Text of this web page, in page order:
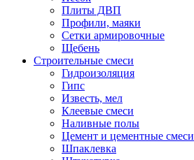
Плиты ДВП
Профили, маяки
Сетки армировочные
Щебень
Строительные смеси
Гидроизоляция
Гипс
Известь, мел
Клеевые смеси
Наливные полы
Цемент и цементные смеси
Шпаклевка